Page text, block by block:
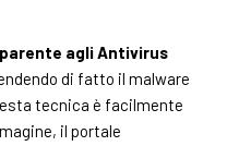
agli Antivirus
di fatto il malware
tecnica è facilmente
il portale